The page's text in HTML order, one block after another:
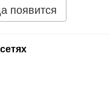
появится